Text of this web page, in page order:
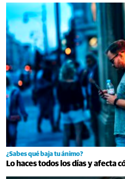
¿Sabes qué baja tu ánimo?
Lo haces todos los días y afecta